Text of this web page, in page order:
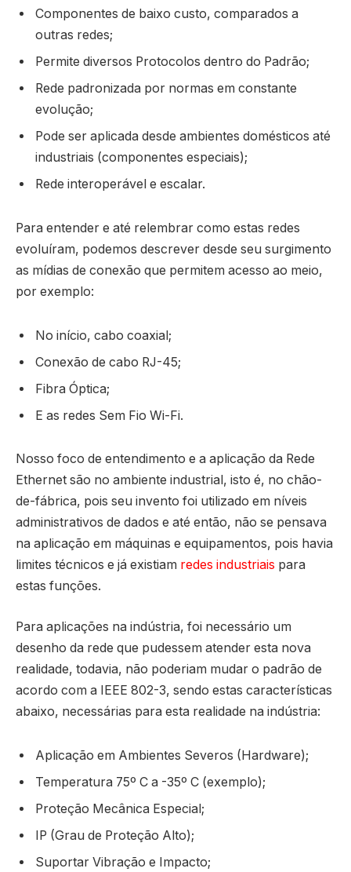
Componentes de baixo custo, comparados a
outras redes;
Permite diversos Protocolos dentro do Padrão;
Rede padronizada por normas em constante
evolução;
Pode ser aplicada desde ambientes domésticos até
industriais (componentes especiais);
Rede interoperável e escalar.
Para entender e até relembrar como estas redes
evoluíram, podemos descrever desde seu surgimento
as mídias de conexão que permitem acesso ao meio,
por exemplo:
No início, cabo coaxial;
Conexão de cabo RJ-45;
Fibra Óptica;
E as redes Sem Fio Wi-Fi.
Nosso foco de entendimento e a aplicação da Rede
Ethernet são no ambiente industrial, isto é, no chão-
de-fábrica, pois seu invento foi utilizado em níveis
administrativos de dados e até então, não se pensava
na aplicação em máquinas e equipamentos, pois havia
limites técnicos e já existiam redes industriais para
estas funções.
Para aplicações na indústria, foi necessário um
desenho da rede que pudessem atender esta nova
realidade, todavia, não poderiam mudar o padrão de
acordo com a IEEE 802-3, sendo estas características
abaixo, necessárias para esta realidade na indústria:
Aplicação em Ambientes Severos (Hardware);
Temperatura 75º C a -35º C (exemplo);
Proteção Mecânica Especial;
IP (Grau de Proteção Alto);
Suportar Vibração e Impacto;